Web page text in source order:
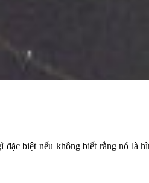
biệt nếu không biết rằng nó là